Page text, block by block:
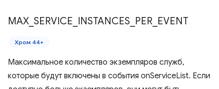
MAX SERVICE INSTANCES PER EVENT
Хром 44+
Максимальное количество экземпляров служб,
которые будут включены в события onServiceList. Если